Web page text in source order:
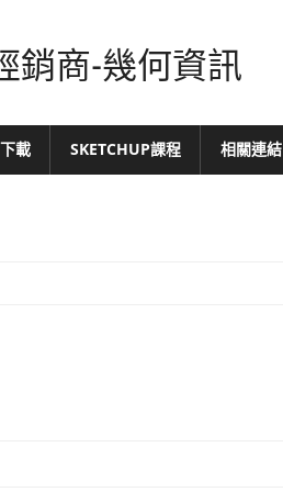
銷商-幾何資訊
載 SKETCHUP課程 相關連結